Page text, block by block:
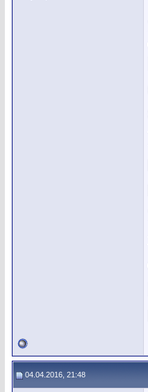
04.04.2016, 21:48